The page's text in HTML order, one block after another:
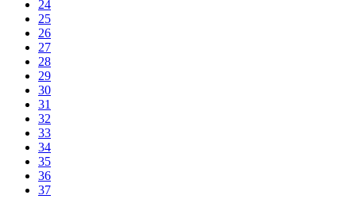
24
25
26
27
28
29
30
31
32
33
34
35
36
37